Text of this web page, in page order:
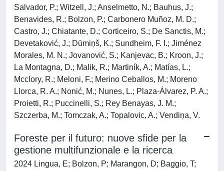
Salvador, P.; Witzell, J.; Anselmetto, N.; Bauhus, J.;
Benavides, R.; Bolzon, P.; Carbonero Muñoz, M. D.;
Castro, J.; Chiatante, D.; Corticeiro, S.; De Sanctis, M.;
Devetaković, J.; Dūmiņš, K.; Sundheim, F. I.; Jiménez
Morales, M. N.; Jovanović, S.; Kanjevac, B.; Kroon, J.;
La Montagna, D.; Malik, R.; Martiník, A.; Matías, L.;
Mcclory, R.; Meloni, F.; Merino Ceballos, M.; Moreno
Llorca, R. A.; Nonić, M.; Nunes, L.; Plaza-Álvarez, P. A.;
Proietti, R.; Puccinelli, S.; Rey Benayas, J. M.;
Szczerba, M.; Tomczak, A.; Topalovic, A.; Vendiņa, V.
Foreste per il futuro: nuove sfide per la
gestione multifunzionale e la ricerca
2024 Lingua, E; Bolzon, P; Marangon, D; Baggio, T;